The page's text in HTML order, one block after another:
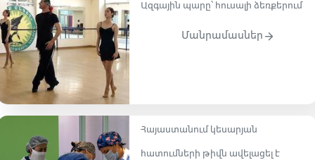
Ազգային պարը՝ հուսալի ձեռքերում
Մանրամասներ
Հայաստանում կեսարյան
հատումների թիվն ավելացել է